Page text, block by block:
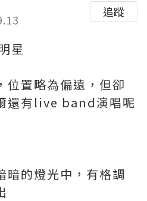
追蹤
星
位置略為偏遠，但卻
還有live band演唱呢
暗的燈光中，有格調